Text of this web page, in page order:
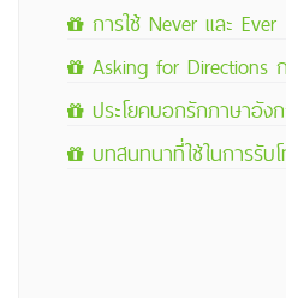
แปลเมากภายในเวลาอั
มากค่ะ
#P26859 pitcha...i
การใช้ Never และ Ever
Asking for Directions
ประโยคบอกรักภาษาอัง
บทสนทนาที่ใช้ในการรับ